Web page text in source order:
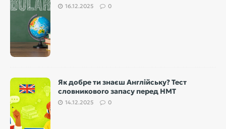
16.12.2025 0
Як добре ти знаєш Англійську? Тест
словникового запасу перед НМТ
14.12.2025 0